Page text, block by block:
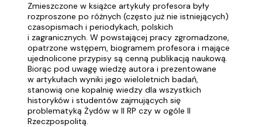
Zmieszczone w książce artykuły profesora były
rozproszone po różnych (często już nie istniejących)
czasopismach i periodykach, polskich
i zagranicznych. W powstającej pracy zgromadzone,
opatrzone wstępem, biogramem profesora i mające
ujednolicone przypisy są cenną publikacją naukową.
Biorąc pod uwagę wiedzę autora i prezentowane
w artykułach wyniki jego wieloletnich badań,
stanowią one kopalnię wiedzy dla wszystkich
historyków i studentów zajmujących się
problematyką Żydów w II RP czy w ogóle II
Rzeczpospolitą.